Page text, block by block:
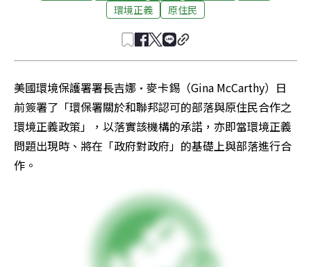
環境正義 原住民
美國環境保護署署長吉娜·麥卡錫（Gina McCarthy）日
前簽署了「環保署關於和聯邦認可的部落與原住民合作之
環境正義政策」，以落實該機構的承諾，亦即當環境正義
問題出現時、將在「政府對政府」的基礎上與部落進行合
作。